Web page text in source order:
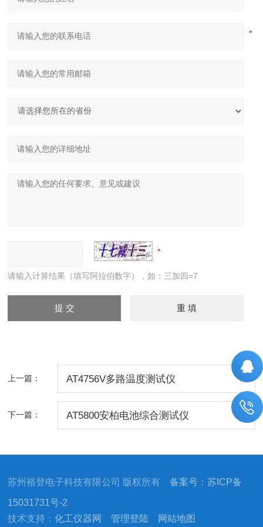
请输入计算结果（填写阿拉伯数字），如：三加四=7
上一篇： AT4756V多路温度测试仪
下一篇： AT5800安柏电池综合测试仪
苏州裕登电子科技有限公司 版权所有备案号：苏ICP备
15031731号-2
技术支持：化工仪器网 管理登陆 网站地图